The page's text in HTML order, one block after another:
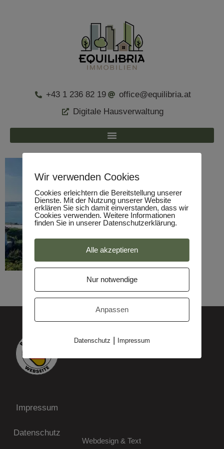
+43 1 236 82 19
office@equilibria.at
Digitale Hausverwaltung
Impressum
Datenschutz
Webdesign & Text
Wir verwenden Cookies
Cookies erleichtern die Bereitstellung unserer
Dienste. Mit der Nutzung unserer Website
erklären Sie sich damit einverstanden, dass wir
Cookies verwenden. Weitere Informationen
finden Sie in unserer Datenschutzerklärung.
Alle akzeptieren
Nur notwendige
Anpassen
Datenschutz | Impressum